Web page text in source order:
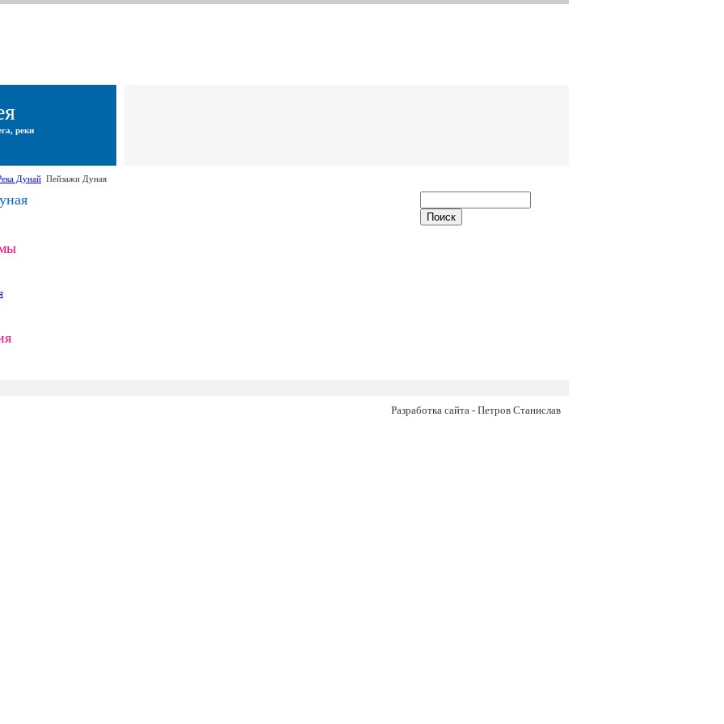
реки
Дунай Пейзажи Дуная
Разработка сайта - Петров Станислав